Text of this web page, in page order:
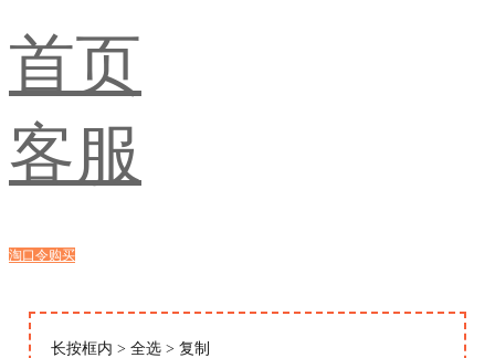
首页
客服
淘口令购买
浏览器购买
长按框内 > 全选 > 复制